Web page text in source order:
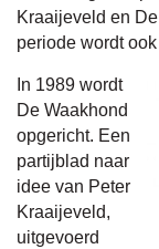
Kraaijeveld en
periode wordt
In 1989 wordt
De Waakhond
opgericht. Een
partijblad naar
idee van Peter
Kraaijeveld,
uitgevoerd